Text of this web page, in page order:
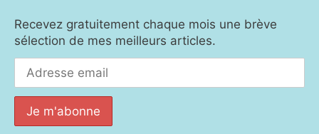
Recevez gratuitement chaque mois une brève
sélection de mes meilleurs articles.